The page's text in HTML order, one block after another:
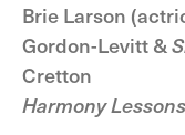
Brie Larson
Gordon-Levitt &
Cretton
Harmony Lessons